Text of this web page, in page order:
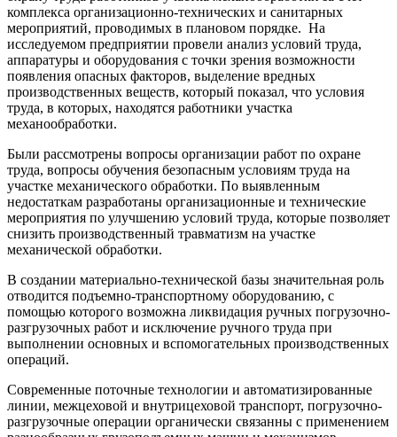
комплекса организационно-технических и санитарных
мероприятий, проводимых в плановом порядке. На
исследуемом предприятии провели анализ условий труда,
аппаратуры и оборудования с точки зрения возможности
появления опасных факторов, выделение вредных
производственных веществ, который показал, что условия
труда, в которых, находятся работники участка
механообработки.
Были рассмотрены вопросы организации работ по охране
труда, вопросы обучения безопасным условиям труда на
участке механического обработки. По выявленным
недостаткам разработаны организационные и технические
мероприятия по улучшению условий труда, которые позволяет
снизить производственный травматизм на участке
механической обработки.
В создании материально-технической базы значительная роль
отводится подъемно-транспортному оборудованию, с
помощью которого возможна ликвидация ручных погрузочно-
разгрузочных работ и исключение ручного труда при
выполнении основных и вспомогательных производственных
операций.
Современные поточные технологии и автоматизированные
линии, межцеховой и внутрицеховой транспорт, погрузочно-
разгрузочные операции органически связанны с применением